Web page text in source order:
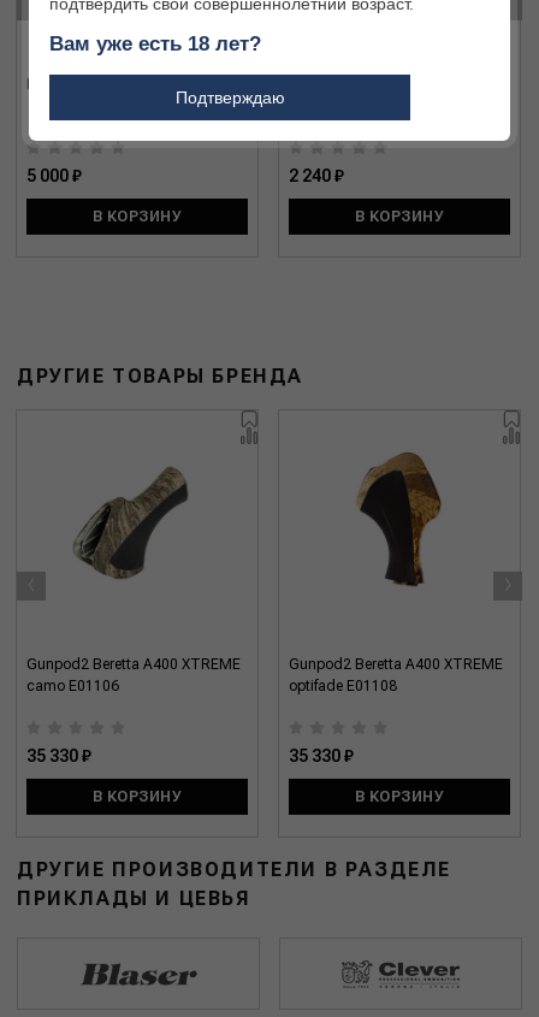
5 000 ₽
В КОРЗИНУ
2 240 ₽
В КОРЗИНУ
ДРУГИЕ ТОВАРЫ БРЕНДА
Gunpod2 Beretta A400 XTREME
camo E01106
35 330 ₽
В КОРЗИНУ
Gunpod2 Beretta A400 XTREME
optifade E01108
35 330 ₽
В КОРЗИНУ
‹ ›
ДРУГИЕ ПРОИЗВОДИТЕЛИ В РАЗДЕЛЕ
ПРИКЛАДЫ И ЦЕВЬЯ
Вам уже есть 18 лет?
Подтверждаю